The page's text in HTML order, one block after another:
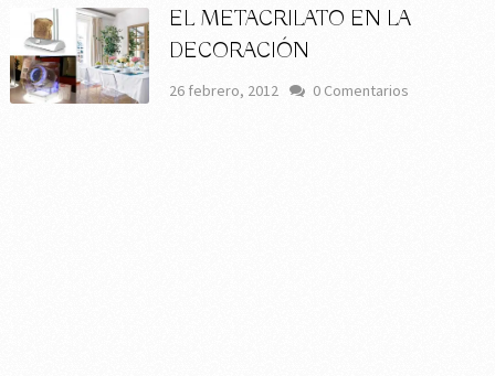
EL METACRILATO EN LA
DECORACIÓN
26 febrero, 2012 0 Comentarios